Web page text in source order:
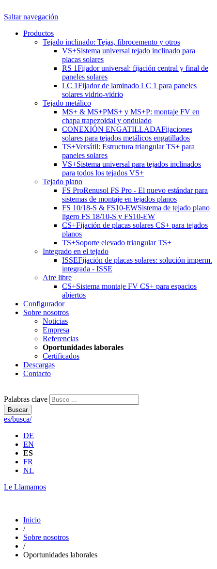
Saltar navegación
Productos
Tejado inclinado: Tejas, fibrocemento y otros
VS+Sistema universal tejado inclinado para
placas solares
RS 1Fijador universal: fijación central y final de
paneles solares
LC 1Fijador de laminado LC 1 para paneles
solares vidrio-vidrio
Tejado metálico
MS+ & MS+PMS+ y MS+P: montaje FV en
chapa trapezoidal y ondulado
CONEXIÓN ENGATILLADAFijaciones
solares para tejados metálicos engatillados
TS+Versátil: Estructura triangular TS+ para
paneles solares
VS+Sistema universal para tejados inclinados
para todos los tejados VS+
Tejado plano
FS ProRenusol FS Pro - El nuevo estándar para
sistemas de montaje en tejados planos
FS 10/18-S & FS10-EWSistema de tejado plano
ligero FS 18/10-S y FS10-EW
CS+Fijación de placas solares CS+ para tejados
planos
TS+Soporte elevado triangular TS+
Integrado en el tejado
ISSEFijación de placas solares: solución imperm.
integrada - ISSE
Aire libre
CS+Sistema montaje FV CS+ para espacios
abiertos
Configurador
Sobre nosotros
Noticias
Empresa
Referencias
Oportunidades laborales
Certificados
Descargas
Contacto
Palabras clave
Buscar
es/busca/
DE
EN
ES
FR
NL
Le Llamamos
Inicio
/
Sobre nosotros
/
Oportunidades laborales